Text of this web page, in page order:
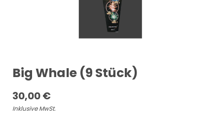
Big Whale (9 Stück)
30,00€
Inklusive MwSt.